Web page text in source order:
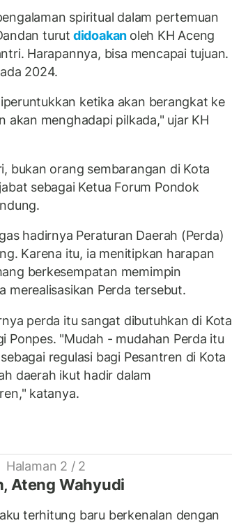
spiritual dalam pertemuan
turut didoakan oleh KH Aceng
Harapannya, bisa mencapai tujuan.
2024.
ketika akan berangkat ke
akan menghadapi pilkada," ujar KH
bukan orang sembarangan di Kota
sebagai Ketua Forum Pondok
hadirnya Peraturan Daerah (Perda)
Karena itu, ia menitipkan harapan
berkesempatan memimpin
merealisasikan Perda tersebut.
perda itu sangat dibutuhkan di Kota
Ponpes. "Mudah - mudahan Perda itu
regulasi bagi Pesantren di Kota
daerah ikut hadir dalam
katanya.
Halaman 2 / 2
Ateng Wahyudi
terhitung baru berkenalan dengan